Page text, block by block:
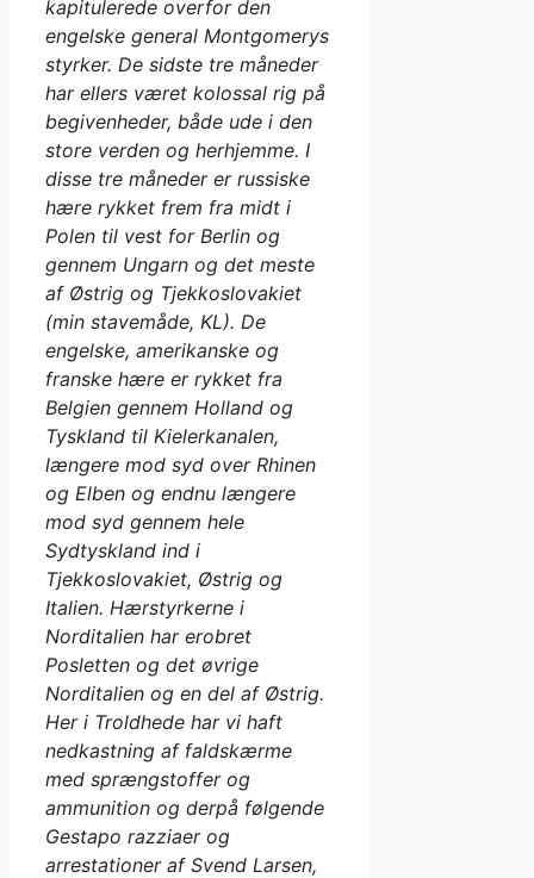
kapitulerede overfor den
engelske general Montgomerys
styrker. De sidste tre måneder
har ellers været kolossal rig på
begivenheder, både ude i den
store verden og herhjemme. I
disse tre måneder er russiske
hære rykket frem fra midt i
Polen til vest for Berlin og
gennem Ungarn og det meste
af Østrig og Tjekkoslovakiet
(min stavemåde, KL). De
engelske, amerikanske og
franske hære er rykket fra
Belgien gennem Holland og
Tyskland til Kielerkanalen,
længere mod syd over Rhinen
og Elben og endnu længere
mod syd gennem hele
Sydtyskland ind i
Tjekkoslovakiet, Østrig og
Italien. Hærstyrkerne i
Norditalien har erobret
Posletten og det øvrige
Norditalien og en del af Østrig.
Her i Troldhede har vi haft
nedkastning af faldskærme
med sprængstoffer og
ammunition og derpå følgende
Gestapo razziaer og
arrestationer af Svend Larsen,